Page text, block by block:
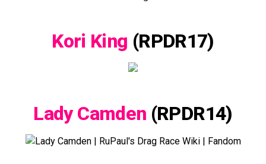
Kori King (RPDR17)
Lady Camden (RPDR14)